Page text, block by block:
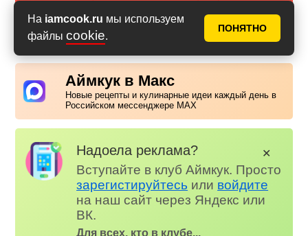
На iamcook.ru мы используем
файлы cookie.
ПОНЯТНО
PDF с фото PDF без фото
Аймкук в Макс
Новые рецепты и кулинарные идеи каждый день в
Российском мессенджере MAX
Надоела реклама?
Вступайте в клуб Аймкук. Просто
зарегистируйтесь или войдите
на наш сайт через Яндекс или
ВК.
Для всех, кто в клубе...
✕